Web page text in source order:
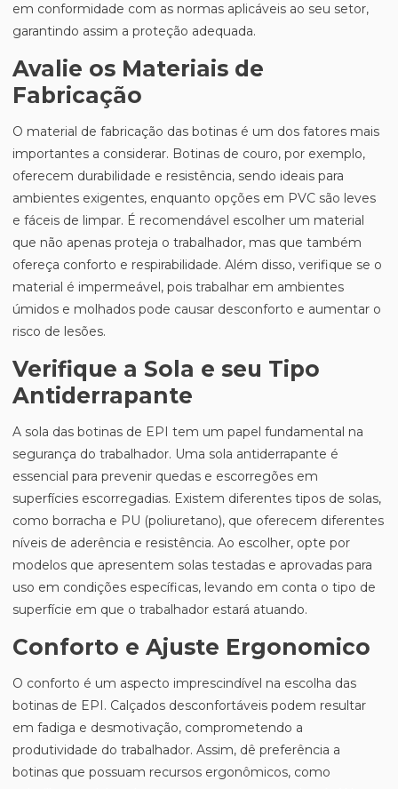
em conformidade com as normas aplicáveis ao seu setor,
garantindo assim a proteção adequada.
Avalie os Materiais de
Fabricação
O material de fabricação das botinas é um dos fatores mais
importantes a considerar. Botinas de couro, por exemplo,
oferecem durabilidade e resistência, sendo ideais para
ambientes exigentes, enquanto opções em PVC são leves
e fáceis de limpar. É recomendável escolher um material
que não apenas proteja o trabalhador, mas que também
ofereça conforto e respirabilidade. Além disso, verifique se o
material é impermeável, pois trabalhar em ambientes
úmidos e molhados pode causar desconforto e aumentar o
risco de lesões.
Verifique a Sola e seu Tipo
Antiderrapante
A sola das botinas de EPI tem um papel fundamental na
segurança do trabalhador. Uma sola antiderrapante é
essencial para prevenir quedas e escorregões em
superfícies escorregadias. Existem diferentes tipos de solas,
como borracha e PU (poliuretano), que oferecem diferentes
níveis de aderência e resistência. Ao escolher, opte por
modelos que apresentem solas testadas e aprovadas para
uso em condições específicas, levando em conta o tipo de
superfície em que o trabalhador estará atuando.
Conforto e Ajuste Ergonomico
O conforto é um aspecto imprescindível na escolha das
botinas de EPI. Calçados desconfortáveis podem resultar
em fadiga e desmotivação, comprometendo a
produtividade do trabalhador. Assim, dê preferência a
botinas que possuam recursos ergonômicos, como